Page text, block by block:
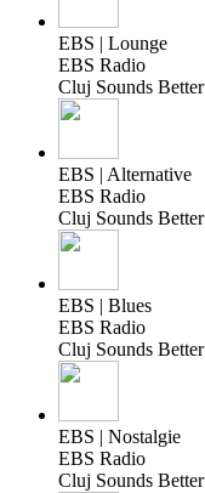
EBS | Lounge
EBS Radio
Cluj Sounds Better
EBS | Alternative
EBS Radio
Cluj Sounds Better
EBS | Blues
EBS Radio
Cluj Sounds Better
EBS | Nostalgie
EBS Radio
Cluj Sounds Better